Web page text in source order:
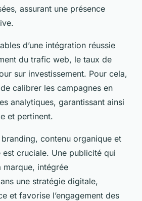
assurant une présence
d’une intégration réussie
du trafic web, le taux de
sur investissement. Pour cela,
calibrer les campagnes en
analytiques, garantissant ainsi
et pertinent.
contenu organique et
cruciale. Une publicité qui
marque, intégrée
une stratégie digitale,
et favorise l’engagement des